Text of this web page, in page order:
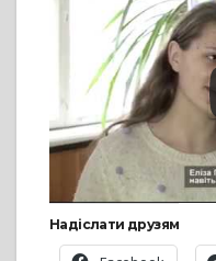
Надіслати друзям